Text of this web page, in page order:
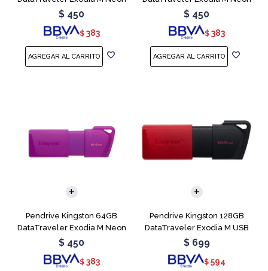
Green
$ 450
$ 383
Pink
$ 450
$ 383
Pendrive Kingston 64GB
DataTraveler Exodia M Neon
Purple
$ 450
$ 383
Pendrive Kingston 128GB
DataTraveler Exodia M USB
3.2
$ 699
$ 594